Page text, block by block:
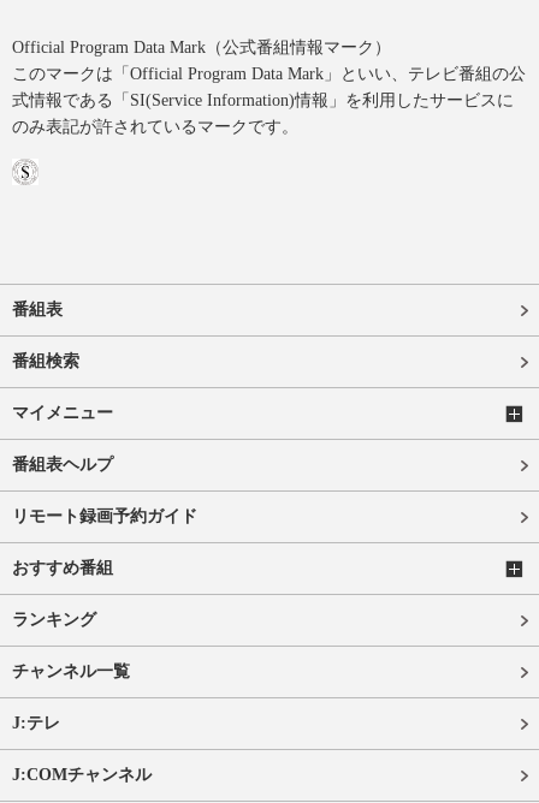
Official Program Data Mark（公式番組情報マーク）
このマークは「Official Program Data Mark」といい、テレビ番組の公
式情報である「SI(Service Information)情報」を利用したサービスに
のみ表記が許されているマークです。
番組表
番組検索
マイメニュー
番組表ヘルプ
リモート録画予約ガイド
おすすめ番組
ランキング
チャンネル一覧
J:テレ
J:COMチャンネル